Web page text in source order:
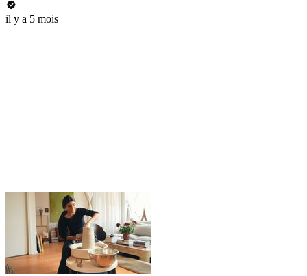
il y a 5 mois